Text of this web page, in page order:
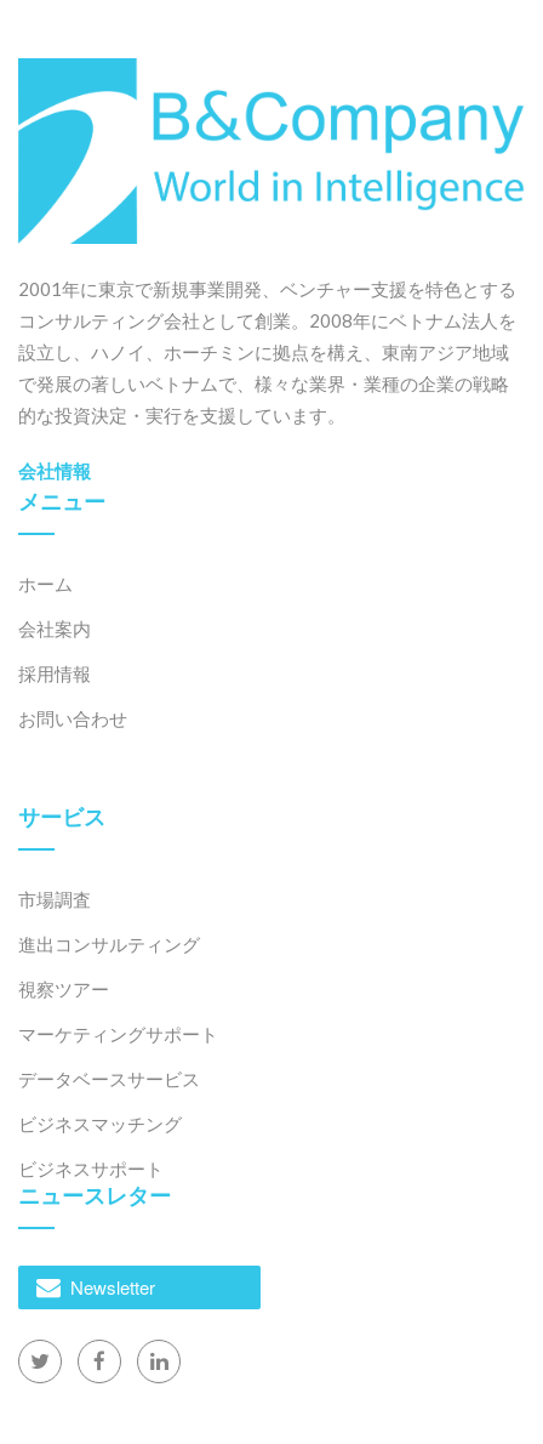
2001年に東京で新規事業開発、ベンチャー支援を特色とする
コンサルティング会社として創業。2008年にベトナム法人を
設立し、ハノイ、ホーチミンに拠点を構え、東南アジア地域
で発展の著しいベトナムで、様々な業界・業種の企業の戦略
的な投資決定・実行を支援しています。
会社情報
メニュー
ホーム
会社案内
採用情報
お問い合わせ
サービス
市場調査
進出コンサルティング
視察ツアー
マーケティングサポート
データベースサービス
ビジネスマッチング
ビジネスサポート
ニュースレター
Newsletter